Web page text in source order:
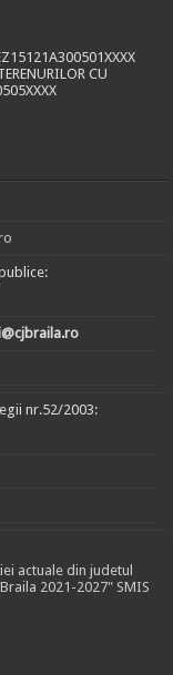
CU
nr.52/2003:
actuale din judetul
2021-2027" SMIS